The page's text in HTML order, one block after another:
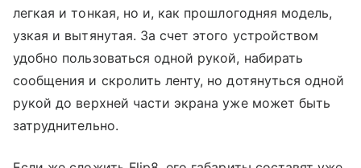
легкая и тонкая, но и, как прошлогодняя модель,
узкая и вытянутая. За счет этого устройством
удобно пользоваться одной рукой, набирать
сообщения и скролить ленту, но дотянуться одной
рукой до верхней части экрана уже может быть
затруднительно.